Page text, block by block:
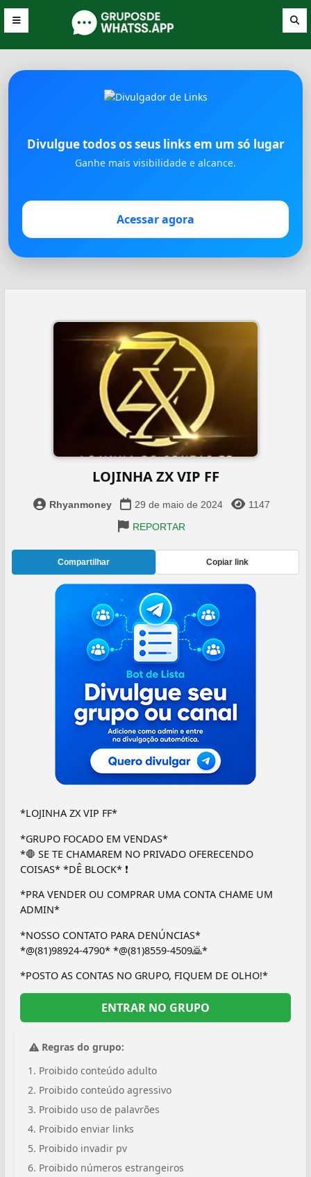
Divulgue todos os seus links em um só lugar
Ganhe mais visibilidade e alcance.
Acessar agora
LOJINHA ZX VIP FF
Rhyanmoney 29 de maio de 2024
1147
REPORTAR
Compartilhar Copiar link
*LOJINHA ZX VIP FF*
*GRUPO FOCADO EM VENDAS*
*🛑 SE TE CHAMAREM NO PRIVADO OFERECENDO
COISAS* *DÊ BLOCK* ❗
*PRA VENDER OU COMPRAR UMA CONTA CHAME UM
ADMIN*
*NOSSO CONTATO PARA DENÚNCIAS*
*@(81)98924-4790* *@⁨(81)8559-4509🙇⁩*
*POSTO AS CONTAS NO GRUPO, FIQUEM DE OLHO!*
ENTRAR NO GRUPO
Regras do grupo:
Proibido conteúdo adulto
Proibido conteúdo agressivo
Proibido uso de palavrões
Proibido enviar links
Proibido invadir pv
Proibido números estrangeiros